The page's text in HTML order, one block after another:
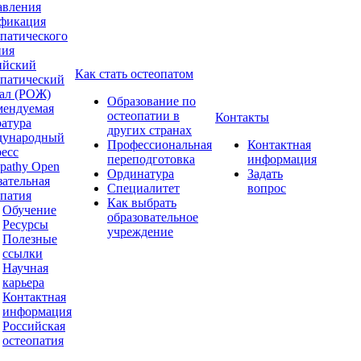
(РОЖ)
Open
Обучение
Ресурсы
Полезные
ссылки
Научная
карьера
Контактная
информация
Российская
остеопатия
Как стать остеопатом
Образование по
остеопатии в
других странах
Профессиональная
переподготовка
Ординатура
Специалитет
Как выбрать
образовательное
учреждение
Контакты
Контактная
информация
Задать
вопрос